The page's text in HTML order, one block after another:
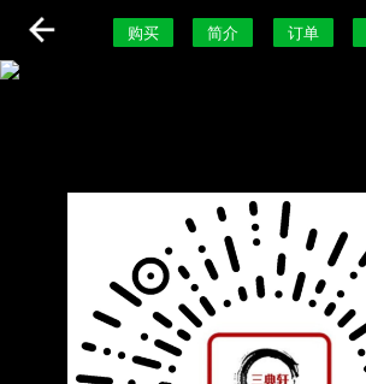
购买 简介 订单